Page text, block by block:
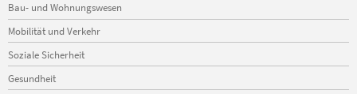
Bau- und Wohnungswesen
Mobilität und Verkehr
Soziale Sicherheit
Gesundheit